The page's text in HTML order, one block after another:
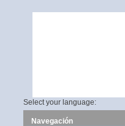
Select your language:
Navegación